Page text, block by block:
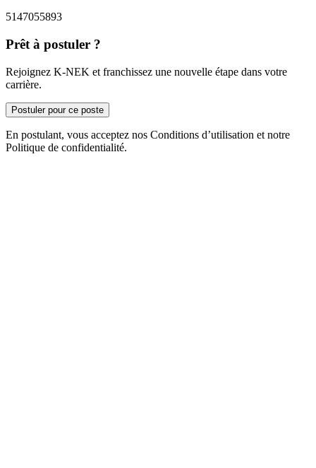
5147055893
Prêt à postuler ?
Rejoignez K-NEK et franchissez une nouvelle étape dans votre
carrière.
Postuler pour ce poste
En postulant, vous acceptez nos Conditions d’utilisation et notre
Politique de confidentialité.